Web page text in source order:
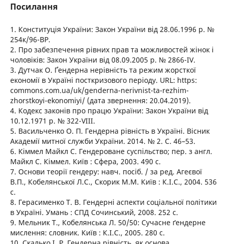
Посилання
1. Конституція України: Закон України від 28.06.1996 р. №
254к/96-ВР.
2. Про забезпечення рівних прав та можливостей жінок і
чоловіків: Закон України від 08.09.2005 р. № 2866-IV.
3. Дутчак О. Ґендерна нерівність та режим жорсткої
економії в Україні посткризового періоду. URL: https:
commons.com.ua/uk/genderna-nerivnist-ta-rezhim-
zhorstkoyi-ekonomiyi/ (дата звернення: 20.04.2019).
4. Кодекс законів про працю України: Закон України від
10.12.1971 р. № 322-VIII.
5. Васильченко О. П. Гендерна рівність в Україні. Вісник
Академії митної служби України. 2014. № 2. С. 46–53.
6. Кіммел Майкл С. Гендероване суспільство; пер. з англ.
Майкл С. Кіммел. Київ : Сфера, 2003. 490 с.
7. Основи теорії гендеру: навч. посіб. / за ред. Агеєвої
В.П., Кобелянської Л.С., Скорик М.М. Київ : К.І.С., 2004. 536
с.
8. Герасименко Т. В. Гендерні аспекти соціальної політики
в Україні. Умань : СПД Сочинський, 2008. 252 с.
9. Мельник Т., Кобелянська Л. 50/50: Сучасне ґендерне
мислення: словник. Київ : К.І.С., 2005. 280 с.